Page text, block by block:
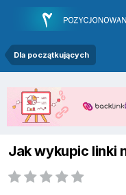
Dla początkujących
Jak wykupic linki